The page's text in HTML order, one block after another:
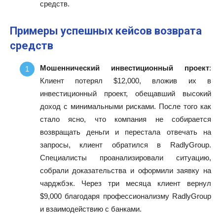
средств.
Примеры успешных кейсов возврата
средств
Мошеннический инвестиционный проект:
Клиент потерял $12,000, вложив их в
инвестиционный проект, обещавший высокий
доход с минимальными рисками. После того как
стало ясно, что компания не собирается
возвращать деньги и перестала отвечать на
запросы, клиент обратился в RadlyGroup.
Специалисты проанализировали ситуацию,
собрали доказательства и оформили заявку на
чарджбэк. Через три месяца клиент вернул
$9,000 благодаря профессионализму RadlyGroup
и взаимодействию с банками.